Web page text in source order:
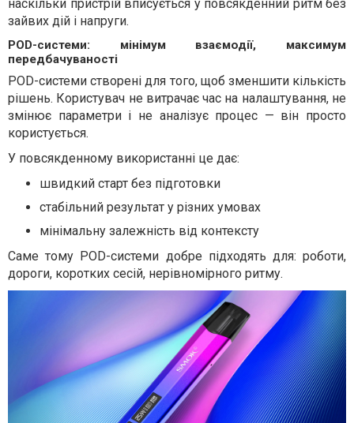
наскільки пристрій вписується у повсякденний ритм без
зайвих дій і напруги.
POD-системи: мінімум взаємодії, максимум
передбачуваності
POD-системи створені для того, щоб зменшити кількість
рішень. Користувач не витрачає час на налаштування, не
змінює параметри і не аналізує процес — він просто
користується.
У повсякденному використанні це дає:
швидкий старт без підготовки
стабільний результат у різних умовах
мінімальну залежність від контексту
Саме тому POD-системи добре підходять для: роботи,
дороги, коротких сесій, нерівномірного ритму.